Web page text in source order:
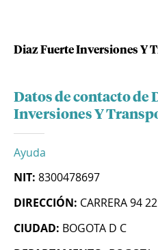
Diaz Fuerte Inversiones Y
Datos de contacto de
Inversiones Y
Ayuda
NIT: 8300478697
DIRECCIÓN: CARRERA 94
CIUDAD: BOGOTA D C